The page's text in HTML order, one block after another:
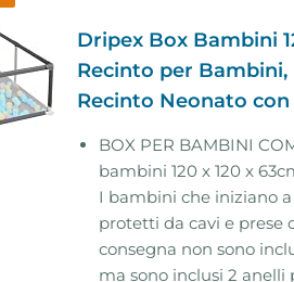
Dripex Box Bambini
Recinto per
Recinto Neonato con
BOX PER BAMBINI
bambini 120 x 120 x
I bambini che iniziano
protetti da cavi e prese
consegna non sono
ma sono inclusi 2 anelli